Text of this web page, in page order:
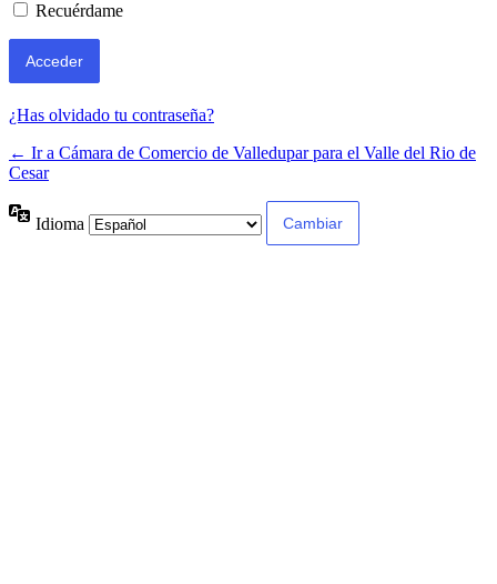
Recuérdame
¿Has olvidado tu contraseña?
← Ir a Cámara de Comercio de Valledupar para el Valle del Rio de
Cesar
Idioma